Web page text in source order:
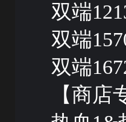
双端
双端
双端
【商